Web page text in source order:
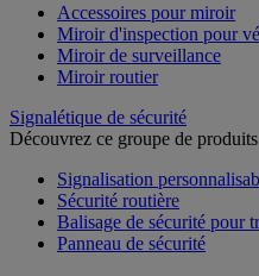
Accessoires pour miroir
Miroir d'inspection pour
Miroir de surveillance
Miroir routier
Signalétique de sécurité
Découvrez ce groupe de produits
Signalisation
Sécurité routière
Balisage de sécurité pour
Panneau de sécurité